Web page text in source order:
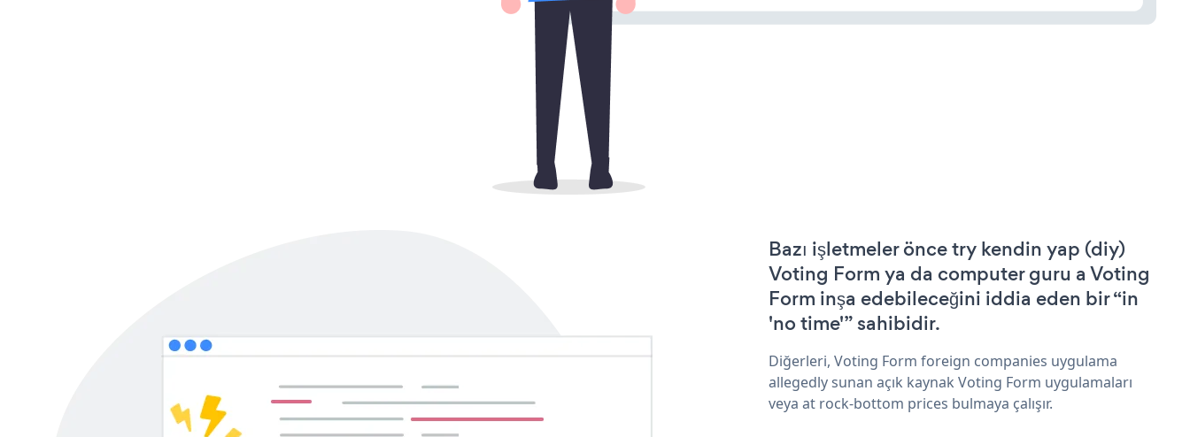
Bazı işletmeler önce try kendin yap (diy)
Voting Form ya da computer guru a Voting
Form inşa edebileceğini iddia eden bir “in
'no time'” sahibidir.
Diğerleri, Voting Form foreign companies uygulama
allegedly sunan açık kaynak Voting Form uygulamaları
veya at rock-bottom prices bulmaya çalışır.